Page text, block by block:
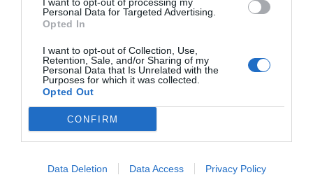
Personal Data for Targeted Advertising.
Opted In
I want to opt-out of Collection, Use,
Retention, Sale, and/or Sharing of my
Personal Data that Is Unrelated with the
Purposes for which it was collected.
Opted Out
CONFIRM
Data Deletion Data Access Privacy Policy
Índex
Operaciones corporativas
Imprimir